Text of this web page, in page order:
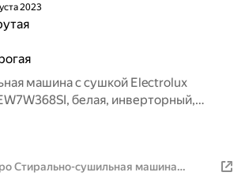
2023
машина с сушкой Electrolux
белая, инверторный,
Стирально-сушильная машина